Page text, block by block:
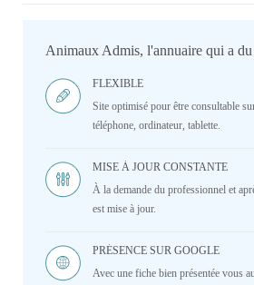
Animaux Admis, l'annuaire qui a du
FLEXIBLE
Site optimisé pour être consultable
téléphone, ordinateur, tablette.
MISE À JOUR CONSTANTE
À la demande du professionnel et
est mise à jour.
PRÉSENCE SUR GOOGLE
Avec une fiche bien présentée vous